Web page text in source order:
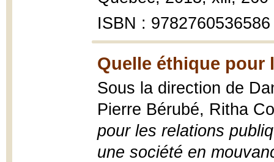
ISBN : 9782760536586
Quelle éthique pour
Sous la direction de
Pierre Bérubé, Ritha
pour les relations
une société en